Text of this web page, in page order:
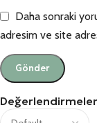
Değerlendirmeler
Daha sonraki
adresim ve site